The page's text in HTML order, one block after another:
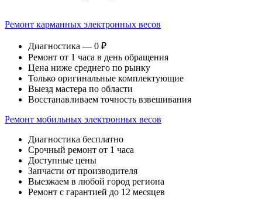
Ремонт карманных электронных весов
Диагностика — 0 ₽
Ремонт от 1 часа в день обращения
Цена ниже среднего по рынку
Только оригинальные комплектующие
Выезд мастера по области
Восстанавливаем точность взвешивания
Ремонт мобильных электронных весов
Диагностика бесплатно
Срочный ремонт от 1 часа
Доступные цены
Запчасти от производителя
Выезжаем в любой город региона
Ремонт с гарантией до 12 месяцев